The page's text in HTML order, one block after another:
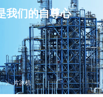
我们的自尊心
 片冰机